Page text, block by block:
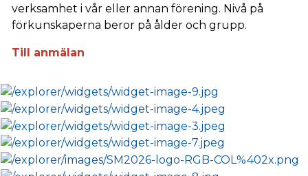
verksamhet i vår eller annan förening. Nivå på
förkunskaperna beror på ålder och grupp.
Till anmälan